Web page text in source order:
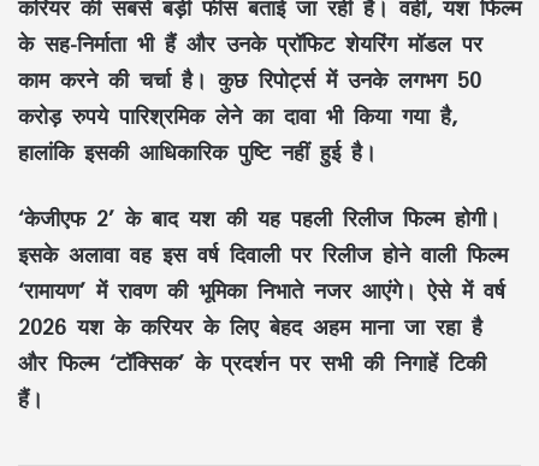
के सह-निर्माता भी हैं और उनके प्रॉफिट शेयरिंग मॉडल पर
काम करने की चर्चा है। कुछ रिपोर्ट्स में उनके लगभग 50
करोड़ रुपये पारिश्रमिक लेने का दावा भी किया गया है,
हालांकि इसकी आधिकारिक पुष्टि नहीं हुई है।
‘केजीएफ 2’ के बाद यश की यह पहली रिलीज फिल्म होगी।
इसके अलावा वह इस वर्ष दिवाली पर रिलीज होने वाली फिल्म
‘रामायण’ में रावण की भूमिका निभाते नजर आएंगे। ऐसे में वर्ष
2026 यश के करियर के लिए बेहद अहम माना जा रहा है
और फिल्म ‘टॉक्सिक’ के प्रदर्शन पर सभी की निगाहें टिकी
हैं।